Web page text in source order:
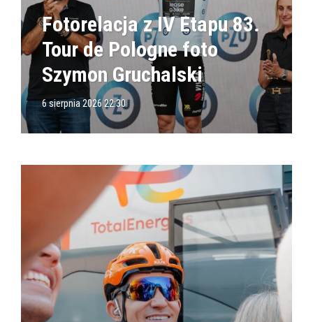
Fotorelacja z IV Etapu 83.
Tour de Pologne foto
Szymon Gruchalski
6 sierpnia 2026 22:30